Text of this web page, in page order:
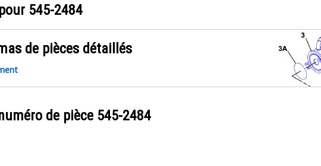
545-2484
de pièces détaillés
de pièce 545-2484